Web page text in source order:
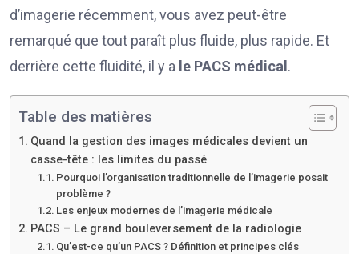
d’imagerie récemment, vous avez peut-être
remarqué que tout paraît plus fluide, plus rapide. Et
derrière cette fluidité, il y a le PACS médical .
Table des matières
Quand la gestion des images médicales devient un
casse-tête : les limites du passé
Pourquoi l’organisation traditionnelle de l’imagerie posait
problème ?
Les enjeux modernes de l’imagerie médicale
PACS – Le grand bouleversement de la radiologie
Qu’est-ce qu’un PACS ? Définition et principes clés